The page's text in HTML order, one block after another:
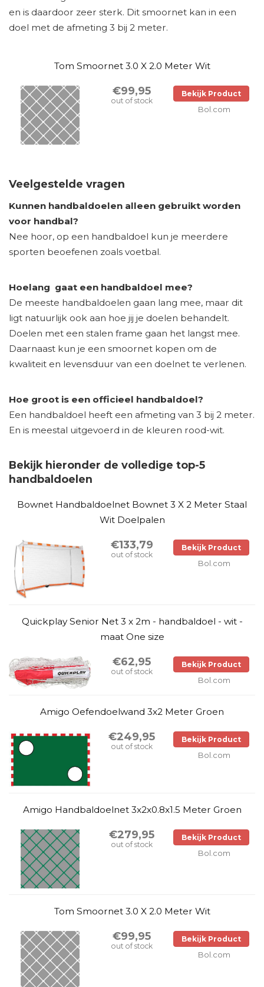
en is daardoor zeer sterk. Dit smoornet kan in een
doel met de afmeting 3 bij 2 meter.
Tom Smoornet 3.0 X 2.0 Meter Wit
€99,95
out of stock
Bekijk Product
Bol.com
Veelgestelde vragen
Kunnen handbaldoelen alleen gebruikt worden
voor handbal?
Nee hoor, op een handbaldoel kun je meerdere
sporten beoefenen zoals voetbal.
Hoelang gaat een handbaldoel mee?
De meeste handbaldoelen gaan lang mee, maar dit
ligt natuurlijk ook aan hoe jij je doelen behandelt.
Doelen met een stalen frame gaan het langst mee.
Daarnaast kun je een smoornet kopen om de
kwaliteit en levensduur van een doelnet te verlenen.
Hoe groot is een officieel handbaldoel?
Een handbaldoel heeft een afmeting van 3 bij 2 meter.
En is meestal uitgevoerd in de kleuren rood-wit.
Bekijk hieronder de volledige top-5
handbaldoelen
Bownet Handbaldoelnet Bownet 3 X 2 Meter Staal
Wit Doelpalen
€133,79
out of stock
Bekijk Product
Bol.com
Quickplay Senior Net 3 x 2m - handbaldoel - wit -
maat One size
€62,95
out of stock
Bekijk Product
Bol.com
Amigo Oefendoelwand 3x2 Meter Groen
€249,95
out of stock
Bekijk Product
Bol.com
Amigo Handbaldoelnet 3x2x0.8x1.5 Meter Groen
€279,95
out of stock
Bekijk Product
Bol.com
Tom Smoornet 3.0 X 2.0 Meter Wit
€99,95
out of stock
Bekijk Product
Bol.com